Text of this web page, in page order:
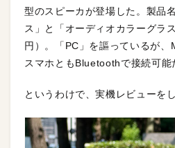
型のスピーカが登場した。製品
ス」と「オーディオカラーグラ
円）。「PC」を謳っているが
スマホともBluetoothで接続可能
というわけで、実機レビューを